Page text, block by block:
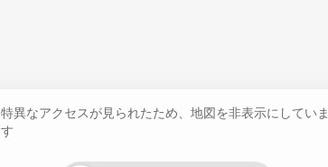
特異なアクセスが見られたため、地図を非表示にしていま
す